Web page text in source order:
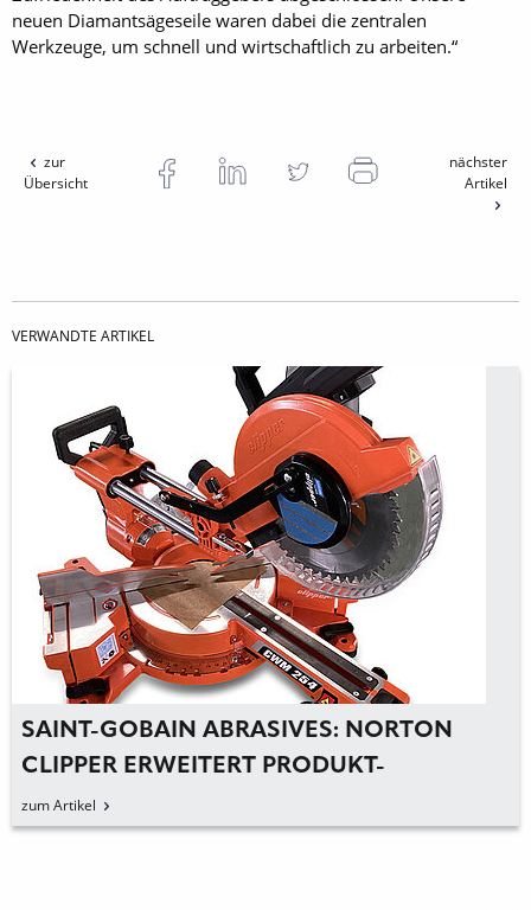
neuen Diamantsägeseile waren dabei die zentralen
Werkzeuge, um schnell und wirtschaftlich zu arbeiten.“
zur
Übersicht
nächster
Artikel
VERWANDTE ARTIKEL
SAINT-GOBAIN ABRASIVES: NORTON
CLIPPER ERWEITERT PRODUKT-
PORTFOLIO MIT LÖSUNGEN FÜR DIE
HOLZBEARBEITUNG
zum Artikel